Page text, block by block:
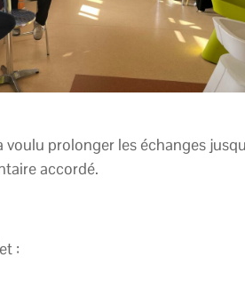
prolonger les échanges
accordé.
: